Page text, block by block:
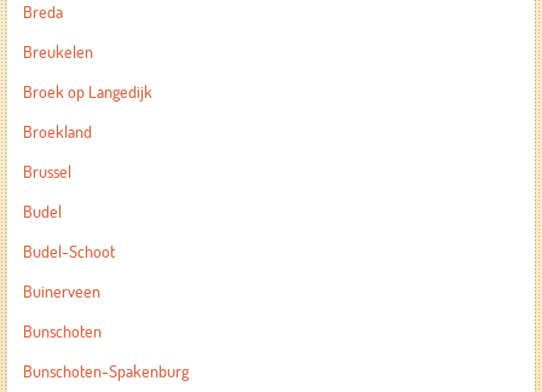
Breda
Breukelen
Broek op Langedijk
Broekland
Brussel
Budel
Budel-Schoot
Buinerveen
Bunschoten
Bunschoten-Spakenburg